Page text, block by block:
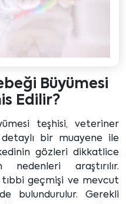
Büyümesi
Edilir?
teşhisi, veteriner
bir muayene ile
gözleri dikkatlice
araştırılır.
geçmişi ve mevcut
bulundurulur. Gerekli